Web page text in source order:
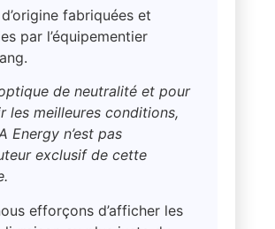
fabriquées et
par l’équipementier
de neutralité et pour
les meilleures conditions,
Energy n’est pas
exclusif de cette
efforçons d’afficher les